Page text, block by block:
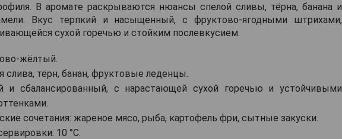
В аромате раскрываются нюансы спелой сливы, тёрна, банана и
Вкус терпкий и насыщенный, с фруктово-ягодными штрихами,
сухой горечью и стойким послевкусием.
жёлтый.
слива, тёрн, банан, фруктовые леденцы.
и сбалансированный, с нарастающей сухой горечью и устойчивыми
сочетания: жареное мясо, рыба, картофель фри, сытные закуски.
10 °C.